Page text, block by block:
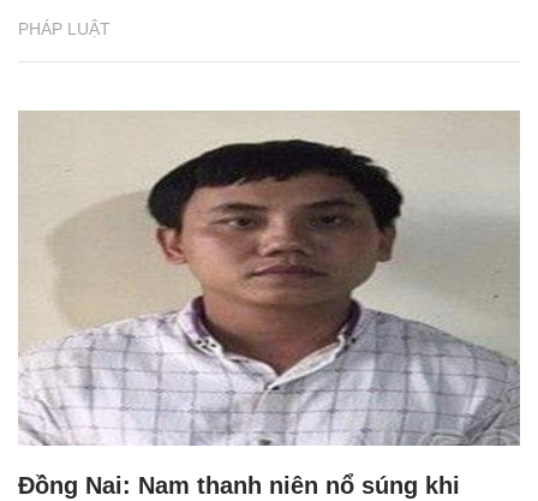
PHÁP LUẬT
Đồng Nai: Nam thanh niên nổ súng khi